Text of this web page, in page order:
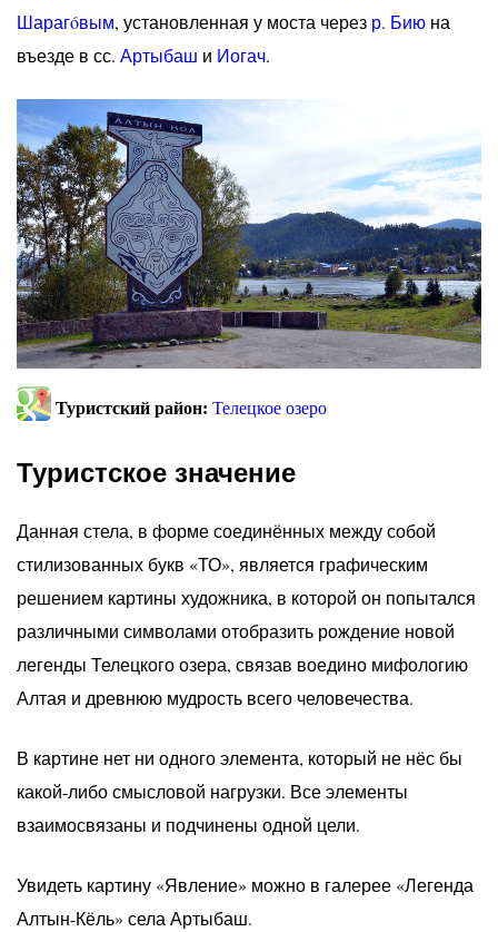
Шарагóвым, установленная у моста через р. Бию на
въезде в сс. Артыбаш и Иогач.
Туристский район: Телецкое озеро
Туристское значение
Данная стела, в форме соединённых между собой
стилизованных букв «ТО», является графическим
решением картины художника, в которой он попытался
различными символами отобразить рождение новой
легенды Телецкого озера, связав воедино мифологию
Алтая и древнюю мудрость всего человечества.
В картине нет ни одного элемента, который не нёс бы
какой-либо смысловой нагрузки. Все элементы
взаимосвязаны и подчинены одной цели.
Увидеть картину «Явление» можно в галерее «Легенда
Алтын-Кёль» села Артыбаш.